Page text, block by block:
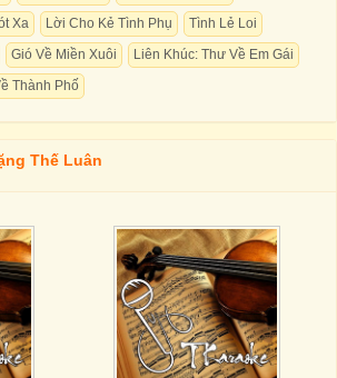
Xa Lời Cho Kẻ Tình Phụ
Tình Lẻ Loi
Gió Về Miền Xuôi
Liên Khúc: Thư Về Em Gái
Thành Phố
Thế Luân